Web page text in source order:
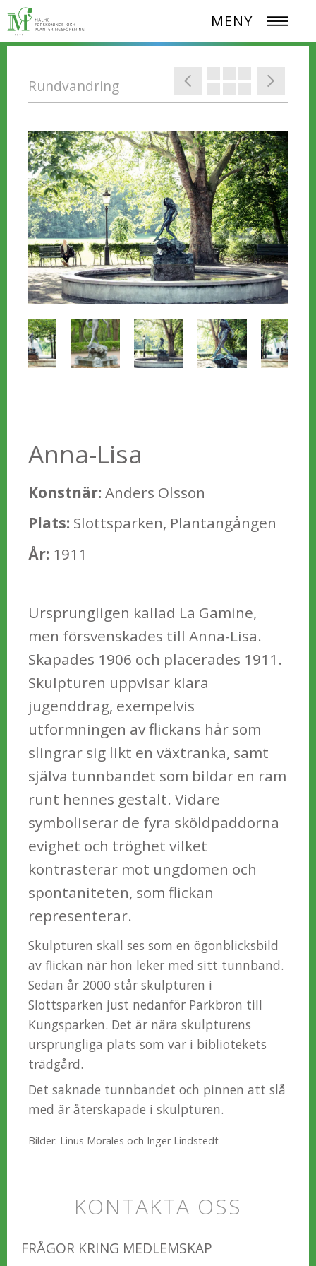
MENY
Rundvandring
Anna-Lisa
Konstnär: Anders Olsson
Plats: Slottsparken, Plantangången
År: 1911
Ursprungligen kallad La Gamine,
men försvenskades till Anna-Lisa.
Skapades 1906 och placerades 1911.
Skulpturen uppvisar klara
jugenddrag, exempelvis
utformningen av flickans hår som
slingrar sig likt en växtranka, samt
själva tunnbandet som bildar en ram
runt hennes gestalt. Vidare
symboliserar de fyra sköldpaddorna
evighet och tröghet vilket
kontrasterar mot ungdomen och
spontaniteten, som flickan
representerar.
Skulpturen skall ses som en ögonblicksbild
av flickan när hon leker med sitt tunnband.
Sedan år 2000 står skulpturen i
Slottsparken just nedanför Parkbron till
Kungsparken. Det är nära skulpturens
ursprungliga plats som var i bibliotekets
trädgård.
Det saknade tunnbandet och pinnen att slå
med är återskapade i skulpturen.
Bilder: Linus Morales och Inger Lindstedt
KONTAKTA OSS
FRÅGOR KRING MEDLEMSKAP